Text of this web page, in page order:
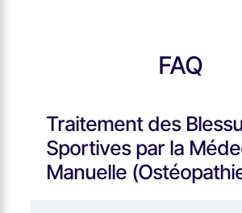
FAQ
Traitement des
Sportives par la
Manuelle